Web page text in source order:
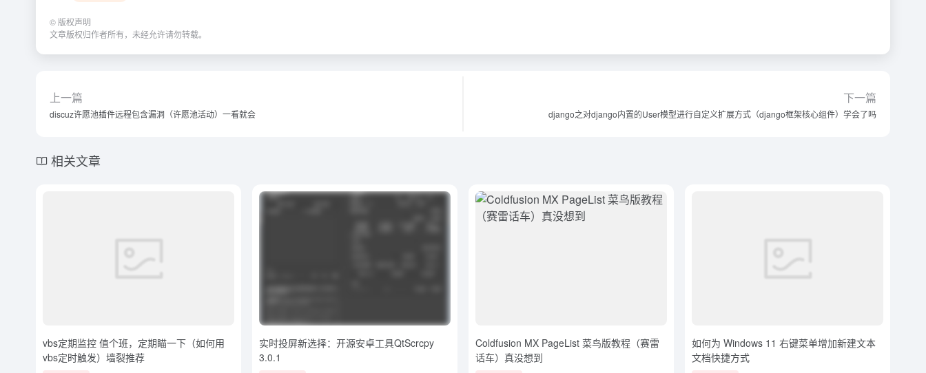
© 版权声明
文章版权归作者所有，未经允许请勿转载。
上一篇
discuz许愿池插件远程包含漏洞（许愿池活动）一看就会
下一篇
django之对django内置的User模型进行自定义扩展方式（django框架核心组件）学会了吗
相关文章
vbs定期监控 值个班，定期瞄一下（如何用
vbs定时触发）墙裂推荐
实时投屏新选择：开源安卓工具QtScrcpy
3.0.1
Coldfusion MX PageList 菜鸟版教程（赛雷
话车）真没想到
如何为 Windows 11 右键菜单增加新建文本
文档快捷方式